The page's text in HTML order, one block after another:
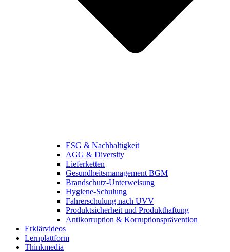
ESG & Nachhaltigkeit
AGG & Diversity
Lieferketten
Gesundheitsmanagement BGM
Brandschutz-Unterweisung
Hygiene-Schulung
Fahrerschulung nach UVV
Produktsicherheit und Produkthaftung
Antikorruption & Korruptionsprävention
Erklärvideos
Lernplattform
Thinkmedia